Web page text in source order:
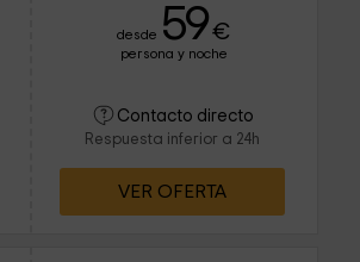
desde 59€
persona y noche
Contacto directo
Respuesta inferior a 24h
VER OFERTA